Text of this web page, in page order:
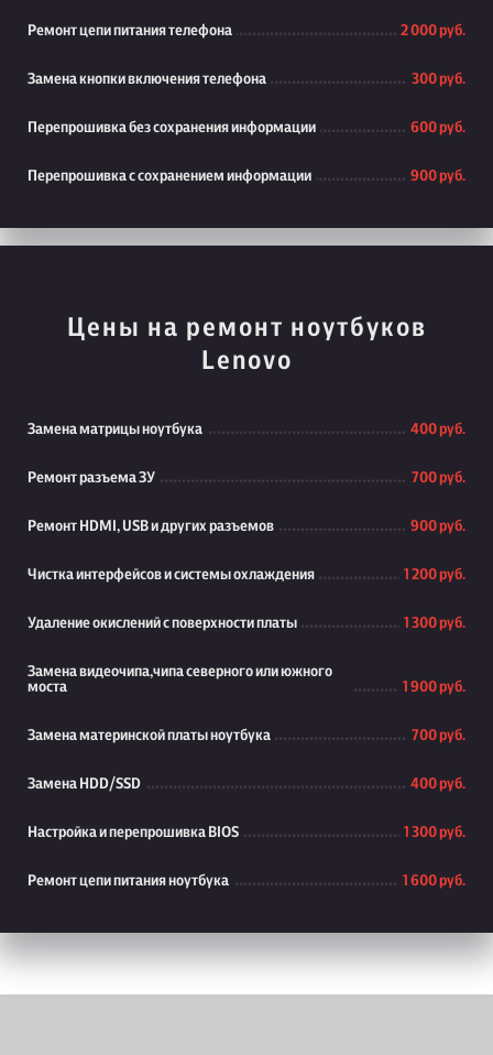
Ремонт цепи питания телефона 2 000 руб.
Замена кнопки включения телефона 300 руб.
Перепрошивка без сохранения информации 600 руб.
Перепрошивка с сохранением информации 900 руб.
Цены на ремонт ноутбуков
Lenovo
Замена матрицы ноутбука 400 руб.
Ремонт разъема ЗУ 700 руб.
Ремонт HDMI, USB и других разъемов 900 руб.
Чистка интерфейсов и системы охлаждения 1 200 руб.
Удаление окислений с поверхности платы 1 300 руб.
Замена видеочипа,чипа северного или южного
моста
1 900 руб.
Замена материнской платы ноутбука 700 руб.
Замена HDD/SSD 400 руб.
Настройка и перепрошивка BIOS 1 300 руб.
Ремонт цепи питания ноутбука 1 600 руб.